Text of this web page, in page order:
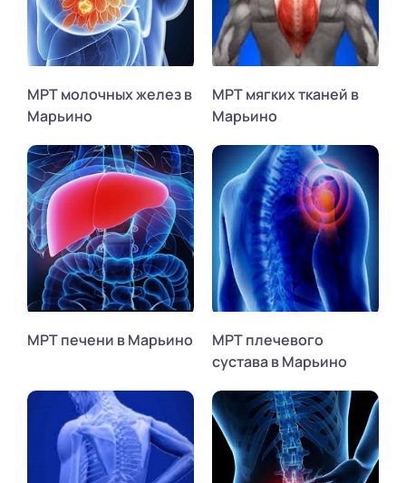
МРТ молочных желез в
Марьино
МРТ мягких тканей в
Марьино
МРТ печени в Марьино
МРТ плечевого
сустава в Марьино